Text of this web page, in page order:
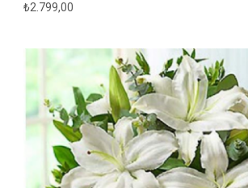
₺2.799,00